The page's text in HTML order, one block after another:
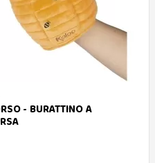
- BURATTINO A